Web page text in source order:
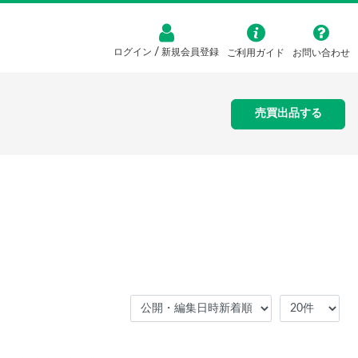
ログイン / 新規会員登録 ご利用ガイド お問い合わせ
売買出品する